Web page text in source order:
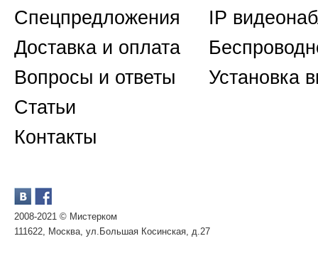
Спецпредложения
Доставка и оплата
Вопросы и ответы
Статьи
Контакты
2008-2021 © Мистерком
111622, Москва, ул.Большая Косинская, д.27
IP
Установка